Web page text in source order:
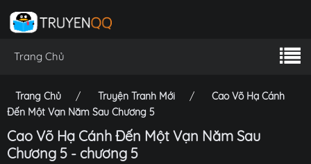
Trang Chủ
Trang Chủ Truyện Tranh Mới
Cao Võ Hạ Cánh
Đến Một Vạn Năm Sau Chương 5
Cao Võ Hạ Cánh Đến Một Vạn Năm Sau
Chương 5 - chương 5